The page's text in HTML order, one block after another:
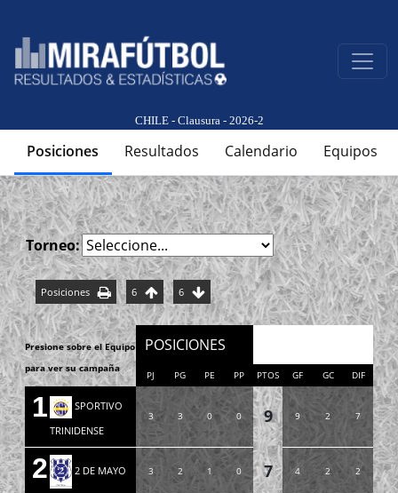
CHILE - Clausura - 2026-2
Posiciones Resultados Calendario Equipos
Torneo:
Posiciones 6 6
Presione sobre el Equipo
para ver su campaña
POSICIONES
PJ PG PE PP PTOS GF GC DIF
1
SPORTIVO
TRINIDENSE
3 3 0 0 9 9 2 7
2 2 DE MAYO 3 2 1 0 7 4 2 2